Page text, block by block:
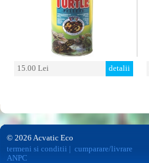
15.00 Lei detalii
© 2026 Acvatic Eco
termeni si conditii
cumparare/livrare
ANPC